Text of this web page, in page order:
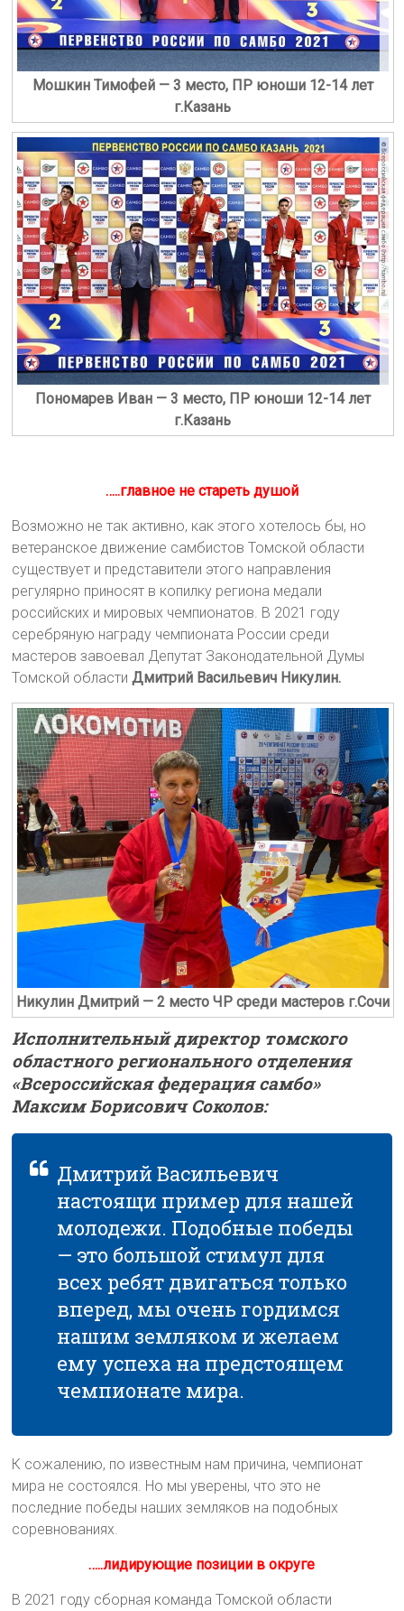
Мошкин Тимофей — 3 место, ПР юноши 12-14 лет
г.Казань
Пономарев Иван — 3 место, ПР юноши 12-14 лет
г.Казань
…..главное не стареть душой
Возможно не так активно, как этого хотелось бы, но
ветеранское движение самбистов Томской области
существует и представители этого направления
регулярно приносят в копилку региона медали
российских и мировых чемпионатов. В 2021 году
серебряную награду чемпионата России среди
мастеров завоевал Депутат Законодательной Думы
Томской областиДмитрий Васильевич Никулин.
Никулин Дмитрий — 2 место ЧР среди мастеров г.Сочи
Исполнительный директор томского
областного регионального отделения
«Всероссийская федерация самбо»
Максим Борисович Соколов:
Дмитрий Васильевич
настоящи пример для нашей
молодежи. Подобные победы
— это большой стимул для
всех ребят двигаться только
вперед, мы очень гордимся
нашим земляком и желаем
ему успеха на предстоящем
чемпионате мира.
К сожалению, по известным нам причина, чемпионат
мира не состоялся. Но мы уверены, что это не
последние победы наших земляков на подобных
соревнованиях.
…..лидирующие позиции в округе
В 2021 году сборная команда Томской области